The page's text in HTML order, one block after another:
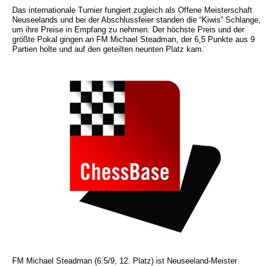
Das internationale Turnier fungiert zugleich als Offene Meisterschaft
Neuseelands und bei der Abschlussfeier standen die “Kiwis” Schlange,
um ihre Preise in Empfang zu nehmen. Der höchste Preis und der
größte Pokal gingen an FM Michael Steadman, der 6,5 Punkte aus 9
Partien holte und auf den geteilten neunten Platz kam.
FM Michael Steadman (6.5/9, 12. Platz) ist Neuseeland-Meister